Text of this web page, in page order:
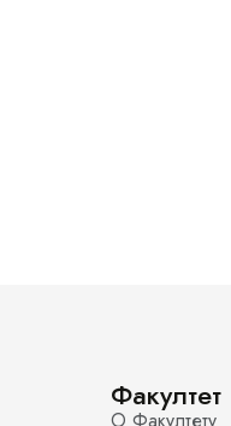
Факултет